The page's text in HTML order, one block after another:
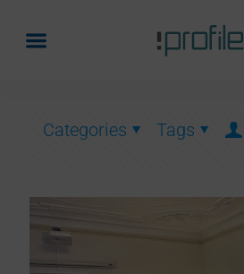
Categories Tags